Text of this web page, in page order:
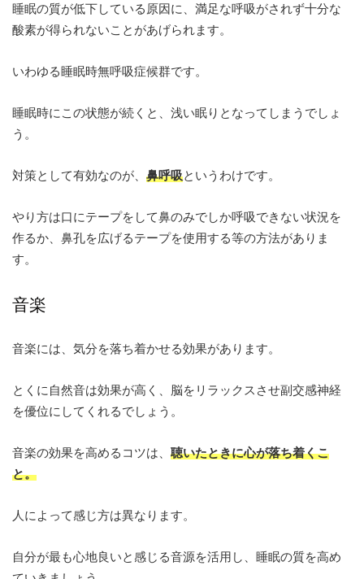
睡眠の質が低下している原因に、満足な呼吸がされず十分な
酸素が得られないことがあげられます。
いわゆる睡眠時無呼吸症候群です。
睡眠時にこの状態が続くと、浅い眠りとなってしまうでしょ
う。
対策として有効なのが、 鼻呼吸というわけです。
やり方は口にテープをして鼻のみでしか呼吸できない状況を
作るか、鼻孔を広げるテープを使用する等の方法がありま
す。
音楽
音楽には、気分を落ち着かせる効果があります。
とくに自然音は効果が高く、脳をリラックスさせ副交感神経
を優位にしてくれるでしょう。
音楽の効果を高めるコツは、 聴いたときに心が落ち着くこ
と。
人によって感じ方は異なります。
自分が最も心地良いと感じる音源を活用し、睡眠の質を高め